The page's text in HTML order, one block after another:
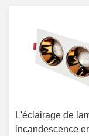
L'éclairage de
incandescence